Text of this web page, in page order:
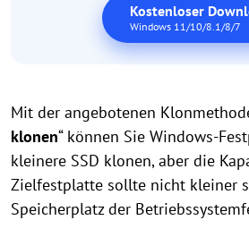
Kostenloser
Windows 11/10/8.1/8/7
Mit der angebotenen
klonen“ können Sie Windows-
kleinere SSD klonen, aber die
Zielfestplatte sollte nicht kleiner
Speicherplatz der